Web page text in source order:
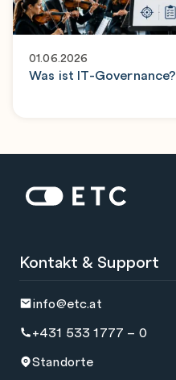
01.06.2026
Was ist IT-Governance?
Startseite: ETC
Kontakt & Support
info@etc.at
+431 533 1777 – 0
Standorte